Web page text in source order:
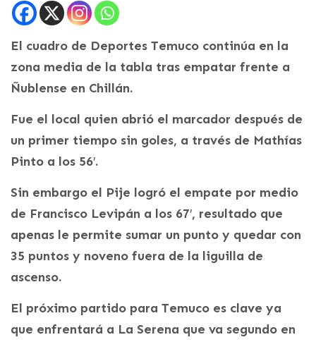
El cuadro de Deportes Temuco continúa en la
zona media de la tabla tras empatar frente a
Ñublense en Chillán.
Fue el local quien abrió el marcador después de
un primer tiempo sin goles, a través de Mathías
Pinto a los 56′.
Sin embargo el Pije logró el empate por medio
de Francisco Levipán a los 67′, resultado que
apenas le permite sumar un punto y quedar con
35 puntos y noveno fuera de la liguilla de
ascenso.
El próximo partido para Temuco es clave ya
que enfrentará a La Serena que va segundo en